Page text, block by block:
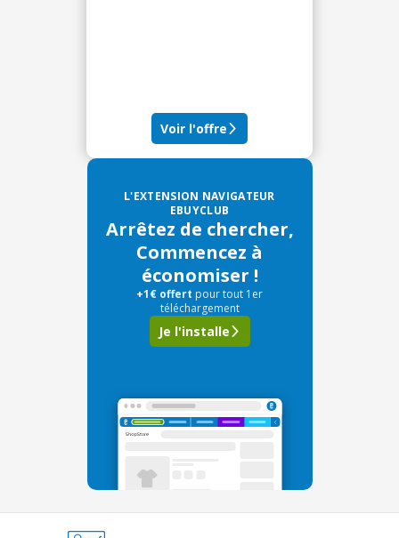
Voir l'offre
L'EXTENSION NAVIGATEUR
EBUYCLUB
Arrêtez de chercher,
Commencez à
économiser !
+1€ offert pour tout 1er
téléchargement
Je l'installe